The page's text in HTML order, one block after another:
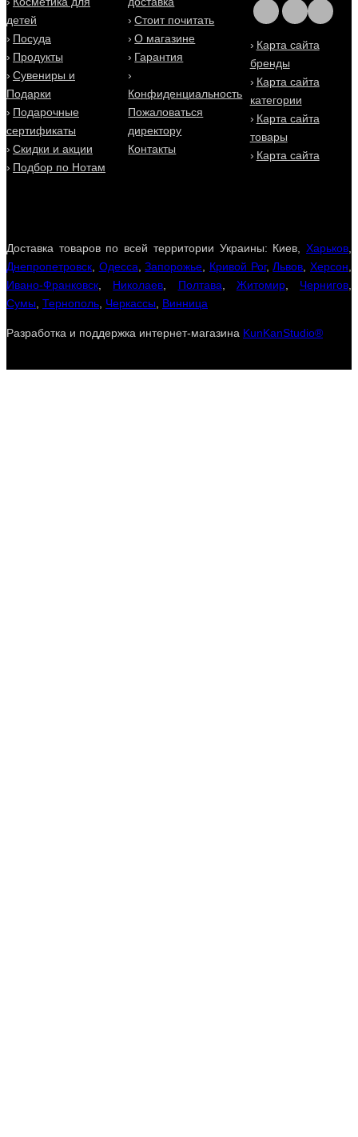
для Вас будет быстрой, выгодной и удобной!
детей
Посуда
Продукты
Сувениры и
Подарки
Подарочные
сертификаты
Скидки и акции
Подбор по Нотам
Стоит почитать
О магазине
Гарантия
Конфиденциальность
Пожаловаться
директору
Контакты
Карта сайта
бренды
Карта сайта
категории
Карта сайта
товары
Карта сайта
Доставка товаров по всей территории Украины: Киев, Харьков
Днепропетровск Одесса ,Запорожье Кривой Рог,Львов ,Херсон
Ивано-Франковск
Николаев Полтава Житомир, Чернигов
Сумы Тернополь Черкассы Винница
Разработка и поддержка интернет-магазина KunKanStudio®